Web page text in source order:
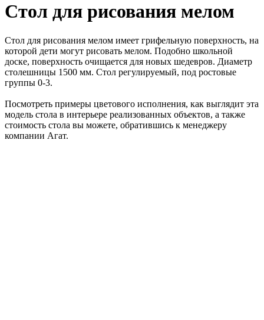
Стол для рисования мелом
Стол для рисования мелом имеет грифельную поверхность, на
которой дети могут рисовать мелом. Подобно школьной
доске, поверхность очищается для новых шедевров. Диаметр
столешницы 1500 мм. Стол регулируемый, под ростовые
группы 0-3.
Посмотреть примеры цветового исполнения, как выглядит эта
модель стола в интерьере реализованных объектов, а также
стоимость стола вы можете, обратившись к менеджеру
компании Агат.